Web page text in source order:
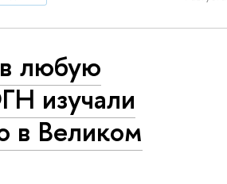
любую
изучали
в Великом